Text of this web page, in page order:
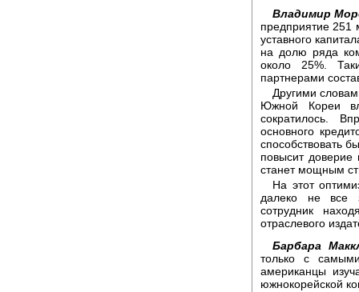
Владимир
предприятие 251
уставного
на долю ряда
около 25%.
партнерами
Другими
Южной Кореи
сократилось.
основного
способствовать
повысит
станет мощным
На этот
далеко не все
сотрудник
отраслевого
Барбара
только с
американцы
южнокорейской